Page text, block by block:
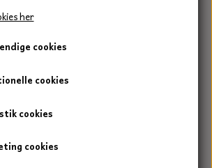
KILEREMME
LEJER
PAKDÅSER
LÅSERINGE
BEFÆSTELSE
HAVE/PARK
REMME TIL PLÆNEKLIPPER OG
HAVETRAKTOR
ENTREPRENØR
her
cookies
cookies
cookies
cookies